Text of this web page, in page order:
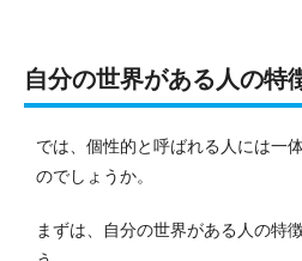
自分の世界がある人の特
では、個性的と呼ばれる人には一
のでしょうか。
まずは、自分の世界がある人の特